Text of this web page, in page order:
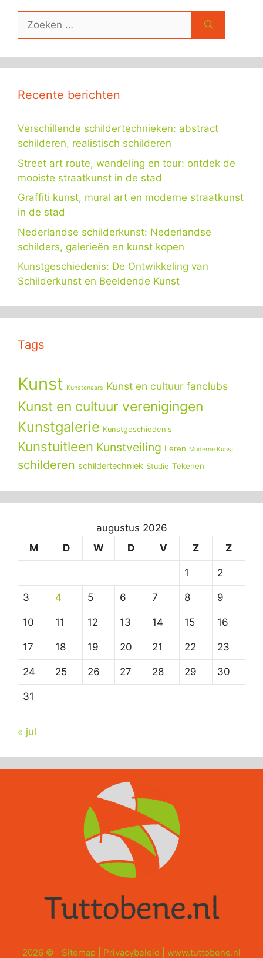
Zoek
Recente berichten
Verschillende schildertechnieken: abstract
schilderen, realistisch schilderen
Street art route, wandeling en tour: ontdek de
mooiste straatkunst in de stad
Graffiti kunst, mural art en moderne straatkunst
in de stad
Nederlandse schilderkunst: Nederlandse
schilders, galerieën en kunst kopen
Kunstgeschiedenis: De Ontwikkeling van
Schilderkunst en Beeldende Kunst
Tags
Kunst Kunstenaars Kunst en cultuur fanclubs
Kunst en cultuur verenigingen
Kunstgalerie Kunstgeschiedenis
Kunstuitleen Kunstveiling Leren Moderne Kunst
schilderen schildertechniek Studie Tekenen
augustus 2026
M
D W D V Z Z
1 2
3 4 5 6 7 8 9
10 11 12 13 14 15 16
17 18 19 20 21 22 23
24 25 26 27 28 29 30
31
« jul
2026 © | Sitemap Privacybeleid www.tuttobene.nl